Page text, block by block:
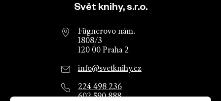
Patička webu
Svět knihy, s.r.o.
Fügnerovo nám.
1808/3
120 00 Praha 2
info@svetknihy.cz
224 498 236
602 590 888